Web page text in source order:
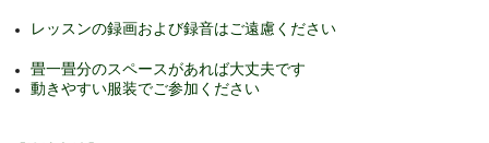
レッスンの録画および録音はご遠慮ください
畳一畳分のスペースがあれば大丈夫です
動きやすい服装でご参加ください